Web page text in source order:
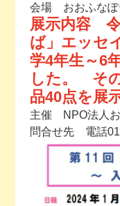
会場 おおふな
展示内容 令
ば」エッセ
学4年生～6
した。 そ
品40点を展
主催 NPO法人
問合せ先 電話